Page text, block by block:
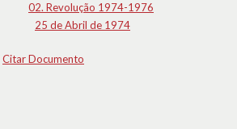
02. Revolução 1974-1976
25 de Abril de 1974
Citar Documento